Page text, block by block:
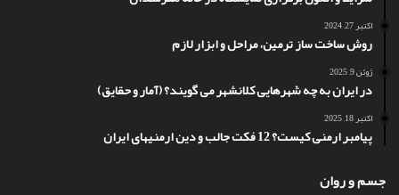
اکتبر 27, 2024
روش ساخت ساز ترمین، مراحل و ابزار لازم
ژوئن 9, 2025
در ایران به چه شهرهایی کلانشهر می گویند؟ (آمار و حقایق)
اکتبر 18, 2025
پیامبر ارمنی کیست؟ 12 فکت جالب و دین ارمنیهای ایران
جسم و روان